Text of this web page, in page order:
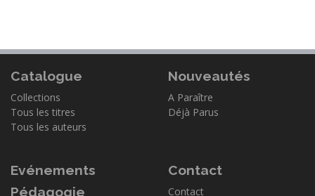
Catalogue
Collections
Tous les titres
Tous les auteurs
Nouveautés
A Paraître
Déjà Parus
Evénements
Pédagogie
Contact
Contact